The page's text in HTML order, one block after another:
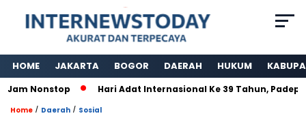
HOME JAKARTA BOGOR DAERAH HUKUM
Nonstop Hari Adat Internasional Ke 39 Tahun, Padepokan
Home / Daerah / Sosial